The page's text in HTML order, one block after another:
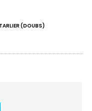
(DOUBS)